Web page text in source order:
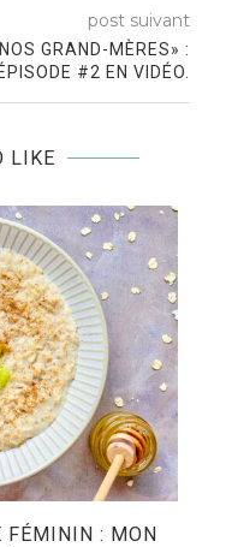
post suivant
GRAND-MÈRES» :
ÉPISODE #2 EN VIDÉO.
LIKE
FÉMININ : MON